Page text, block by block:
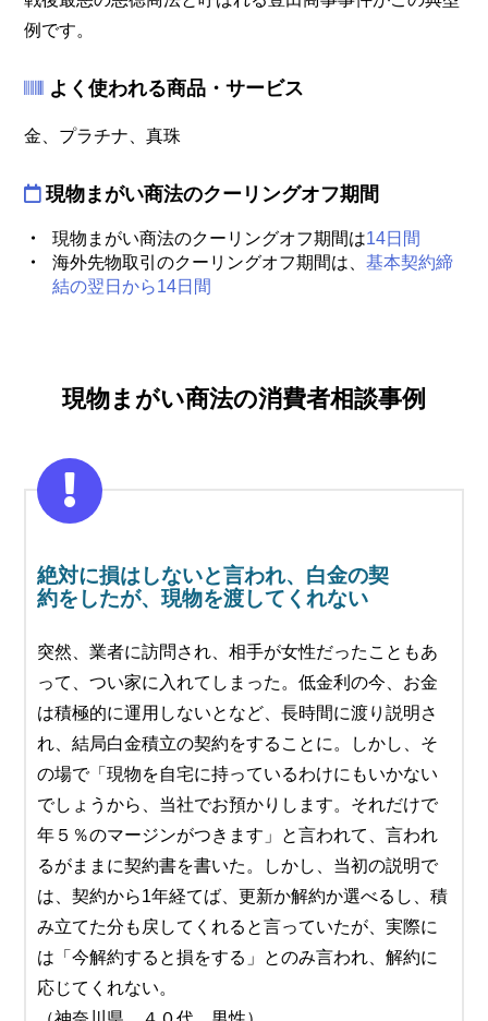
例です。
よく使われる商品・サービス
金、プラチナ、真珠
現物まがい商法のクーリングオフ期間
・ 現物まがい商法のクーリングオフ期間は14日間
・
海外先物取引のクーリングオフ期間は、基本契約締
結の翌日から14日間
現物まがい商法の消費者相談事例
絶対に損はしないと言われ、白金の契
約をしたが、現物を渡してくれない
突然、業者に訪問され、相手が女性だったこともあ
って、つい家に入れてしまった。低金利の今、お金
は積極的に運用しないとなど、長時間に渡り説明さ
れ、結局白金積立の契約をすることに。しかし、そ
の場で「現物を自宅に持っているわけにもいかない
でしょうから、当社でお預かりします。それだけで
年５％のマージンがつきます」と言われて、言われ
るがままに契約書を書いた。しかし、当初の説明で
は、契約から1年経てば、更新か解約か選べるし、積
み立てた分も戻してくれると言っていたが、実際に
は「今解約すると損をする」とのみ言われ、解約に
応じてくれない。